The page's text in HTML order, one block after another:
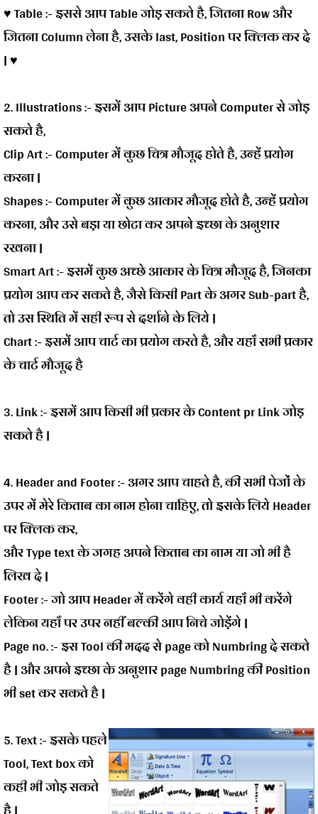
♥ Table :-इससे आप Table जोड़ सकते है, जितना Row और
जितना Column लेना है, उसके last, Position पर क्लिक कर दे
| ♥
2. Illustrations :-इसमें आप Picture अपने Computer से जोड़
सकते है,
Clip Art :-Computer में कुछ चित्र मौजूद होते है, उन्हें प्रयोग
करना |
Shapes :-Computer में कुछ आकार मौजूद होते है, उन्हें प्रयोग
करना, और उसे बड़ा या छोटा कर अपने इच्छा के अनुशार
रखना |
Smart Art :-इसमें कुछ अच्छे आकार के चित्र मौजूद है, जिनका
प्रयोग आप कर सकते है, जैसे किसी Part के अगर Sub-part है,
तो उस स्थिति में सही रूप से दर्शाने के लिये |
Chart :-इसमें आप चार्ट का प्रयोग करते है, और यहाँ सभी प्रकार
के चार्ट मौजूद है
3. Link :-इसमें आप किसी भी प्रकार के Content pr Link जोड़
सकते है |
4. Header and Footer :-अगर आप चाहते है, की सभी पेजों के
उपर में मेरे किताब का नाम होना चाहिए, तो इसके लिये Header
पर क्लिक कर,
और Type text के जगह अपने किताब का नाम या जो भी है
लिख दे |
Footer :-जो आप Header में करेंगे वही कार्य यहाँ भी करेंगे
लेकिन यहाँ पर उपर नहीं बल्की आप निचे जोड़ेंगे |
Page no. :-इस Tool की मदद से page को Numbring दे सकते
है | और अपने इच्छा के अनुशार page Numbring की Position
भी set कर सकते है |
5. Text :-इसके पहले
Tool, Text box को
कही भी जोड़ सकते